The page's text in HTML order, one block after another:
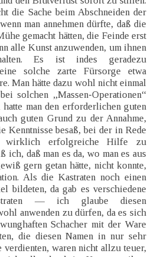
die Sache beim Abschneiden der
man annehmen dürfte, daß die
gemacht hätten, die Feinde erst
alle Kunst anzuwenden, um ihnen
Es ist indes geradezu
solche zarte Fürsorge etwa
Man hätte dazu wohl nicht einmal
solchen „Massen-Operationen“
man den erforderlichen guten
guten Grund zu der Annahme,
Kenntnisse besaß, bei der in Rede
wirklich erfolgreiche Hilfe zu
ich, daß man es da, wo man es aus
gern getan hätte, nicht konnte,
Als die Kastraten noch einen
bildeten, da gab es verschiedene
— ich glaube diesen
anwenden zu dürfen, da es sich
Schacher mit der Ware
die diesen Namen in nur sehr
verdienten, waren nicht allzu teuer,